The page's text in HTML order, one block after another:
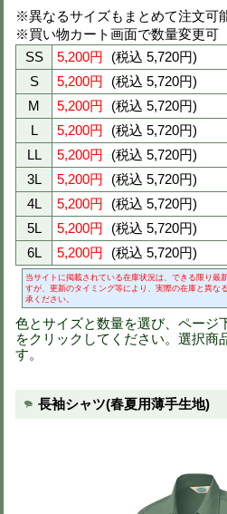
品番
az6303
定価
7,200円(
スソ直し
スソ直し
※下の画像をクリッ